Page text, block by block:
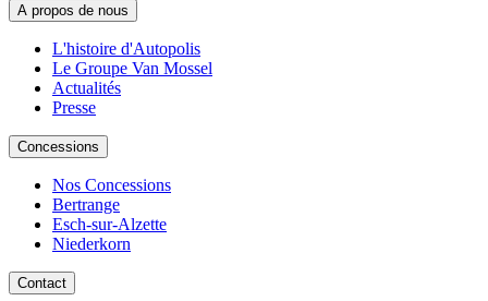
A propos de nous
L'histoire d'Autopolis
Le Groupe Van Mossel
Actualités
Presse
Concessions
Nos Concessions
Bertrange
Esch-sur-Alzette
Niederkorn
Contact